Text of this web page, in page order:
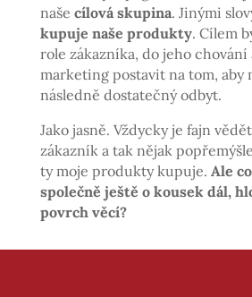
naše cílová skupina. Jinými
kupuje naše produkty. Cílem
role zákazníka, do jeho chování
marketing postavit na tom, aby
následně dostatečný odbyt.
Jako jasně. Vždycky je fajn
zákazník a tak nějak
ty moje produkty kupuje. Ale
společně ještě o kousek dál,
povrch věcí?